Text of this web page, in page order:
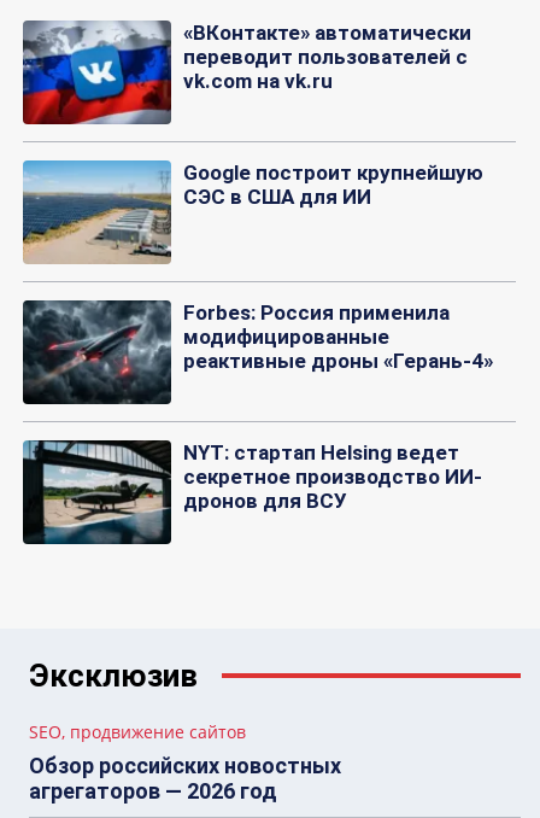
«ВКонтакте» автоматически
переводит пользователей с
vk.com на vk.ru
Google построит крупнейшую
СЭС в США для ИИ
Forbes: Россия применила
модифицированные
реактивные дроны «Герань-4»
NYT: стартап Helsing ведет
секретное производство ИИ-
дронов для ВСУ
Эксклюзив
SEO, продвижение сайтов
Обзор российских новостных
агрегаторов — 2026 год